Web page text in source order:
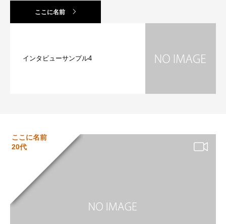
ここに名前
インタビューサンプル4
ここに名前
20代